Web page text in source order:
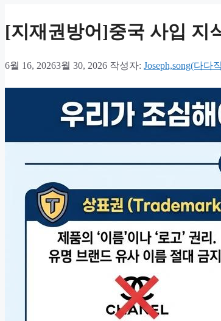
[지재권방어]중국 사입 지
6월 16, 20263월 30, 2026 작성자: Joseph,song(다다